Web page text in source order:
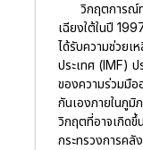
วิกฤตการณ์ท
เฉียงใต้ในปี
ได้รับความช่วยเ
ประเทศ (IMF) ป
ของความร่วมมือ
กันเองภายในภูมิ
วิกฤตที่อาจเกิดขึ้
กระทรวงการคลั